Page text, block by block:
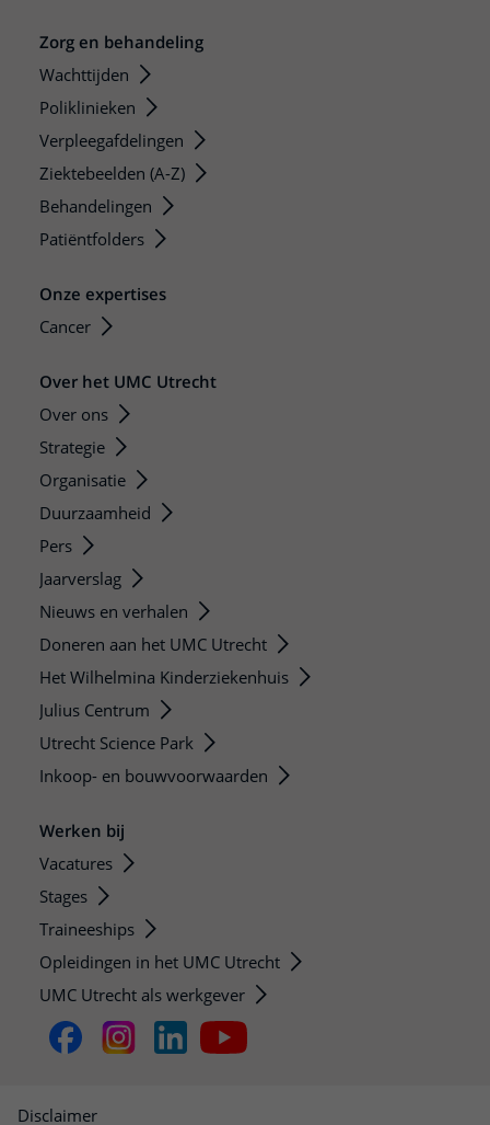
Zorg en behandeling
Wachttijden
Poliklinieken
Verpleegafdelingen
Ziektebeelden (A-Z)
Behandelingen
Patiëntfolders
Onze expertises
Cancer
Over het UMC Utrecht
Over ons
Strategie
Organisatie
Duurzaamheid
Pers
Jaarverslag
Nieuws en verhalen
Doneren aan het UMC Utrecht
Het Wilhelmina Kinderziekenhuis
Julius Centrum
Utrecht Science Park
Inkoop- en bouwvoorwaarden
Werken bij
Vacatures
Stages
Traineeships
Opleidingen in het UMC Utrecht
UMC Utrecht als werkgever
Disclaimer